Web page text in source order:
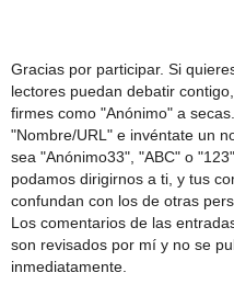
Gracias por participar. Si
lectores puedan debatir
firmes como "Anónimo" a
"Nombre/URL" e invéntate un
sea "Anónimo33", "ABC" o
podamos dirigirnos a ti, y tus
confundan con los de otras
Los comentarios de las
son revisados por mí y no se
inmediatamente.